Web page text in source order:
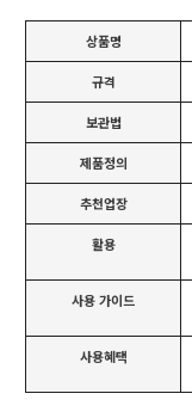
상품명
규격
보관법
제품정의
추천업장
활용
사용 가이드
사용혜택